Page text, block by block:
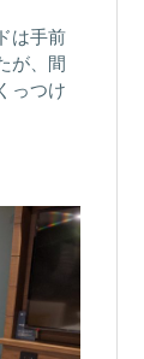
は手前
が、間
っつけ